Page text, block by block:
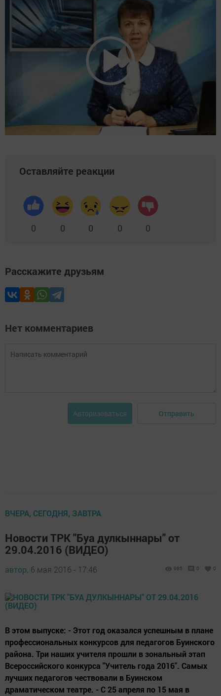
Оставляйте реакции
0 0 0 0 0
Расскажите друзьям
Нет комментариев
Авторизоваться Отправить
ВЧЕРА, СЕГОДНЯ, ЗАВТРА
Новости ТРК "Буа дулкыннары" от
29.04.2016 (ВИДЕО)
автор, 6 мая 2016 - 17:46 985 0 0
В этом выпуске: - Этот год оказался успешным в плане
профессиональных конкурсов для педагогов Буинского
района. Три наших учителя прошли в зональный этап
Всероссийского конкурса "Учитель года 2016". Самых
лучших педагогов чествовали в Буинском
драматическом театре. - С 25 апреля по 15 мая в